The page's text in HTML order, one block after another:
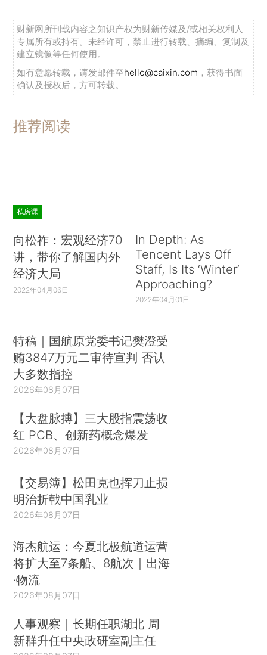
财新网所刊载内容之知识产权为财新传媒及/或相关权利人
专属所有或持有。未经许可，禁止进行转载、摘编、复制及
建立镜像等任何使用。
如有意愿转载，请发邮件至hello@caixin.com ，获得书面
确认及授权后，方可转载。
推荐阅读
私房课
向松祚：宏观经济70
讲，带你了解国内外
经济大局
2022年04月06日
In Depth: As
Tencent Lays Off
Staff, Is Its ‘Winter’
Approaching?
2022年04月01日
特稿｜国航原党委书记樊澄受
贿3847万元二审待宣判 否认
大多数指控
2026年08月07日
【大盘脉搏】三大股指震荡收
红 PCB、创新药概念爆发
2026年08月07日
【交易簿】松田克也挥刀止损
明治折戟中国乳业
2026年08月07日
海杰航运：今夏北极航道运营
将扩大至7条船、8航次｜出海
·物流
2026年08月07日
人事观察｜长期任职湖北 周
新群升任中央政研室副主任